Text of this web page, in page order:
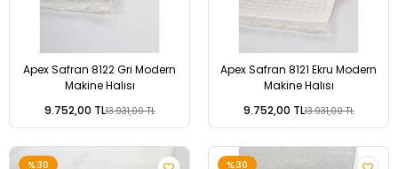
Apex Safran 8122 Gri Modern
Makine Halısı
9.752,00 TL13.931,00 TL
Apex Safran 8121 Ekru Modern
Makine Halısı
9.752,00 TL13.931,00 TL
%30 %30